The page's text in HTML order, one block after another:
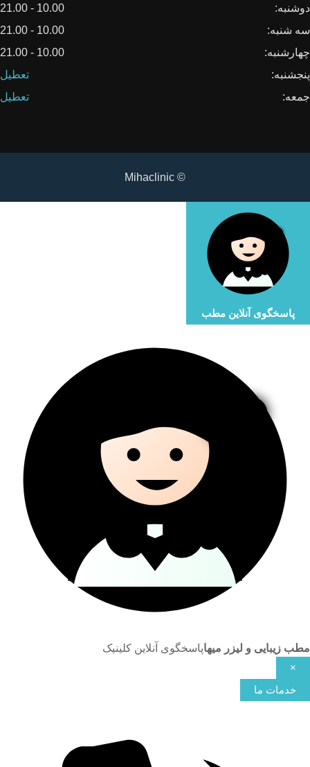
دوشنبه:
10.00 - 21.00
سه شنبه:
10.00 - 21.00
چهارشنبه:
10.00 - 21.00
پنجشنبه:
تعطیل
جمعه:
تعطیل
© Mihaclinic
پاسخگوی آنلاین مطب
مطب زیبایی و لیزر میهاپاسخگوی آنلاین کلینیک
×
خدمات ما